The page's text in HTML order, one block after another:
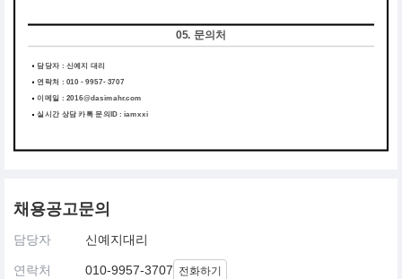
05. 문의처
담당자 : 신예지 대리
연락처 : 010 - 9957- 3707
이메일 : 2016@dasimahr.com
실시간 상담 카톡 문의ID : iamxxi
채용공고문의
담당자 신예지대리
연락처 010-9957-3707 전화하기